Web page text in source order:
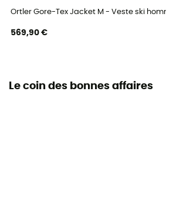
Ortler Gore-Tex Jacket M - Veste ski homme
569,90 €
Le coin des bonnes affaires